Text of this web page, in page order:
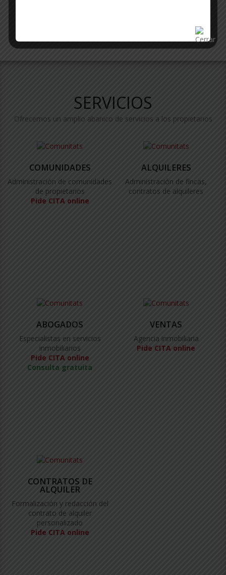
SERVICIOS
Ofrecemos un amplio abanico de servicios a los propietarios
COMUNIDADES
Administración de comunidades
de propietarios
Pide CITA online
ALQUILERES
Administración de fincas,
contratos de alquileres
ABOGADOS
Especialistas en servicios
inmobiliarios
Pide CITA online
Consulta gratuita
VENTAS
Agencia inmobiliaria
Pide CITA online
CONTRATOS DE
ALQUILER
Formalización y redacción del
contrato de alquiler
personalizado
Pide CITA online